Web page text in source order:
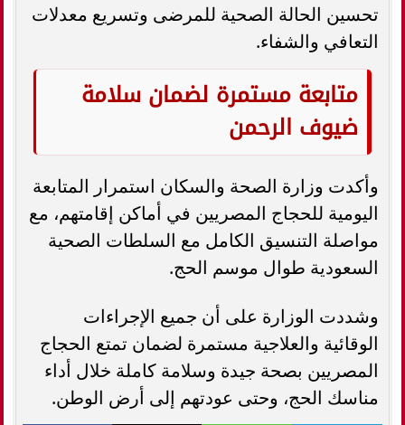
تحسين الحالة الصحية للمرضى وتسريع معدلات
التعافي والشفاء.
متابعة مستمرة لضمان سلامة
ضيوف الرحمن
وأكدت وزارة الصحة والسكان استمرار المتابعة
اليومية للحجاج المصريين في أماكن إقامتهم، مع
مواصلة التنسيق الكامل مع السلطات الصحية
السعودية طوال موسم الحج.
وشددت الوزارة على أن جميع الإجراءات
الوقائية والعلاجية مستمرة لضمان تمتع الحجاج
المصريين بصحة جيدة وسلامة كاملة خلال أداء
مناسك الحج، وحتى عودتهم إلى أرض الوطن.